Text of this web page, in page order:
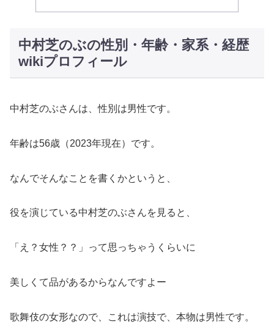
中村芝のぶの性別・年齢・家系・経歴
wikiプロフィール
中村芝のぶさんは、性別は男性です。
年齢は56歳（2023年現在）です。
なんでそんなことを書くかというと、
役を演じている中村芝のぶさんを見ると、
「え？女性？？」って思っちゃうくらいに
美しくて品があるからなんですよー
歌舞伎の女形なので、これは演技で、本物は男性です。